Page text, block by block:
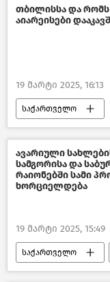
კანონმდებლობა
ბრძოლა
თბილისსა და
აიარეისები
19 მარტი 2025, 16:13
საქართველო
ავიამიმოსვლა
იტალია
ახალი ამბები
ავარიული
სამგორისა და
რაიონებში სამი
ხორციელდება
19 მარტი 2025, 15:49
საქართველო
თბილისი დღეს